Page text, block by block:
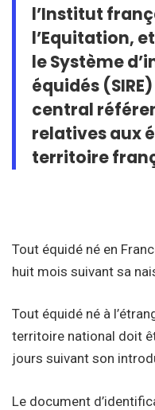
l’Institut
l’Equitation,
le Système
équidés
central
relatives aux
territoire
Tout équidé né en
huit mois suivant sa
Tout équidé né à
territoire national doit
jours suivant son
Le document